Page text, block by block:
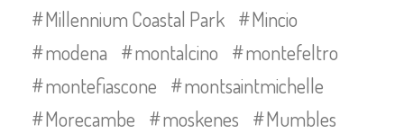
Millennium Coastal Park
Mincio
modena
montalcino
montefeltro
montefiascone
montsaintmichelle
Morecambe
moskenes
Mumbles